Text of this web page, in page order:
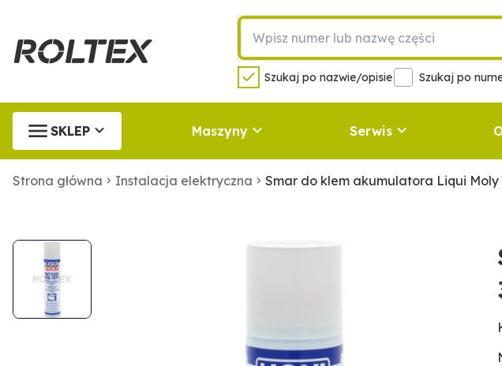
Szukaj po nazwie/opisie Szukaj po
SKLEP Maszyny Serwis
Strona główna Instalacja elektryczna Smar do klem akumulatora Liqui Moly